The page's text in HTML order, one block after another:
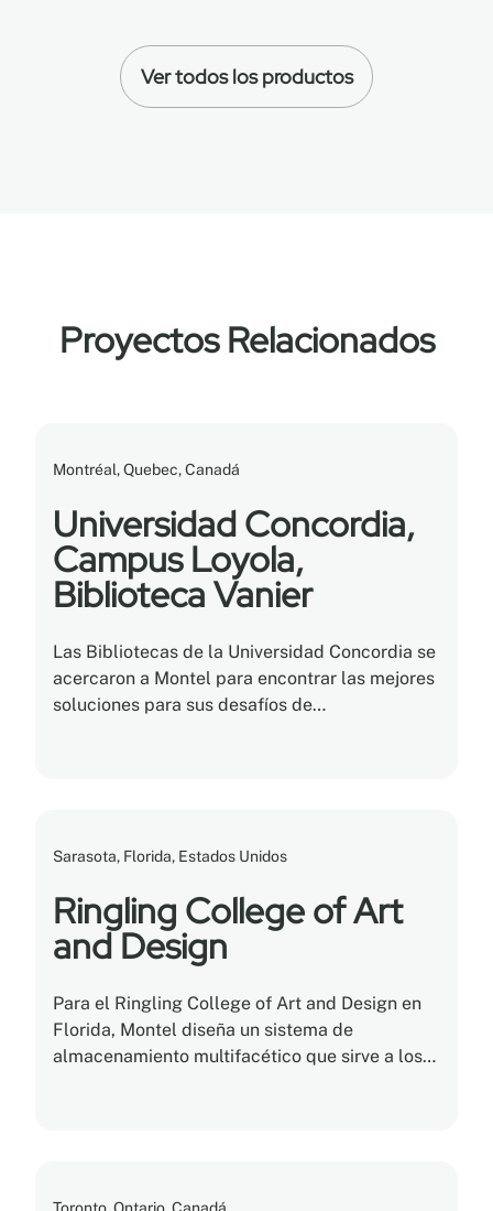
Ver todos los productos
Proyectos Relacionados
Montréal, Quebec, Canadá
Universidad Concordia,
Campus Loyola,
Biblioteca Vanier
Las Bibliotecas de la Universidad Concordia se
acercaron a Montel para encontrar las mejores
soluciones para sus desafíos de
Sarasota, Florida, Estados Unidos
Ringling College of Art
and Design
Para el Ringling College of Art and Design en
Florida, Montel diseña un sistema de
almacenamiento multifacético que sirve a los